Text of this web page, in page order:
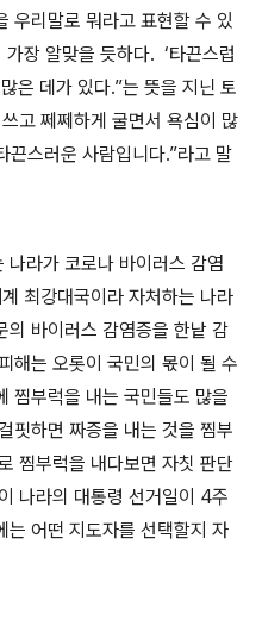
우리말로 뭐라고 표현할 수 있
가장 알맞을 듯하다. ‘타끈스럽
은 데가 있다.”는 뜻을 지닌 토
고 쩨쩨하게 굴면서 욕심이 많
끈스러운 사람입니다.”라고 말
나라가 코로나 바이러스 감염
최강대국이라 자처하는 나라
의 바이러스 감염증을 한낱 감
해는 오롯이 국민의 몫이 될 수
찜부럭을 내는 국민들도 많을
핏하면 짜증을 내는 것을 찜부
찜부럭을 내다보면 자칫 판단
나라의 대통령 선거일이 4주
는 어떤 지도자를 선택할지 자